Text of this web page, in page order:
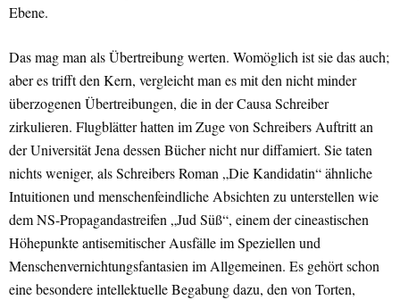
Ebene.
Das mag man als Übertreibung werten. Womöglich ist sie das auch;
aber es trifft den Kern, vergleicht man es mit den nicht minder
überzogenen Übertreibungen, die in der Causa Schreiber
zirkulieren. Flugblätter hatten im Zuge von Schreibers Auftritt an
der Universität Jena dessen Bücher nicht nur diffamiert. Sie taten
nichts weniger, als Schreibers Roman „Die Kandidatin“ ähnliche
Intuitionen und menschenfeindliche Absichten zu unterstellen wie
dem NS-Propagandastreifen „Jud Süß“, einem der cineastischen
Höhepunkte antisemitischer Ausfälle im Speziellen und
Menschenvernichtungsfantasien im Allgemeinen. Es gehört schon
eine besondere intellektuelle Begabung dazu, den von Torten,